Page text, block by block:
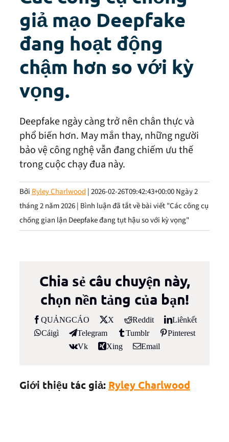
giả mạo Deepfake
đang hoạt động
chậm hơn so với kỳ
vọng.
Deepfake ngày càng trở nên chân thực và
phổ biến hơn. May mắn thay, những người
bảo vệ công nghệ vẫn đang chiếm ưu thế
trong cuộc chạy đua này.
BởiRyley Charlwood|2026-02-26T09:42:43+00:00Ngày 2
tháng 2 năm 2026| Bình luận đã tắtvề bài viết "Các công cụ
chống gian lận Deepfake đang tụt hậu so với kỳ vọng"
Chia sẻ câu chuyện này,
chọn nền tảng của bạn!
QUẢNG CÁO X Reddit
Liên kết
Cái gì
Telegram Tumblr
Pinterest
Vk
Xing Email
Giới thiệu tác giả: Ryley Charlwood